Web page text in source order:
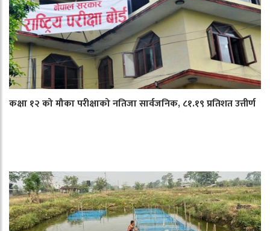
कक्षा १२ को मौका परीक्षाको नतिजा सार्वजनिक, ८१.१९ प्रतिशत उत्तीर्ण